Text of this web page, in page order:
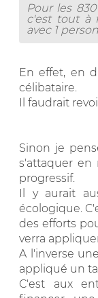
Pour les
c'est tout à
avec 1
En effet, en
célibataire.
Il faudrait
Sinon je
s'attaquer en
progressif.
Il y aurait
écologique.
des efforts
verra
A l'inverse
appliqué un
C'est aux